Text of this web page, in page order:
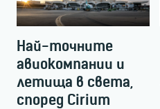
Най-точните
авиокомпании и
летища в света,
според Cirium